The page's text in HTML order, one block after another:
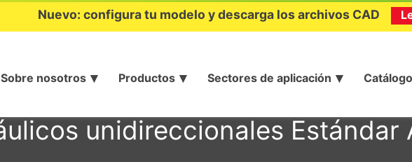
Nuevo: configura tu modelo y descarga los archivos CAD
Sobre nosotros Productos Sectores de aplicación
unidireccionales Estándar